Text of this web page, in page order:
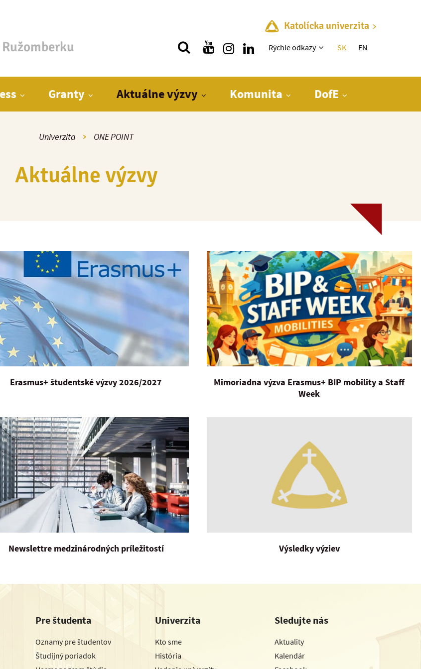
Katolícka univerzita
Rýchle menu
Rýchle odkazy SK EN
Granty Aktuálne výzvy Komunita DofE
Univerzita ONE POINT
Aktuálne výzvy
Erasmus+ študentské výzvy 2026/2027
Mimoriadna výzva Erasmus+ BIP mobility a Staff
Week
Newslettre medzinárodných príležitostí Výsledky výziev
Pre študenta
Oznamy pre študentov
Študijný poriadok
Univerzita
Kto sme
História
Sledujte nás
Aktuality
Kalendár